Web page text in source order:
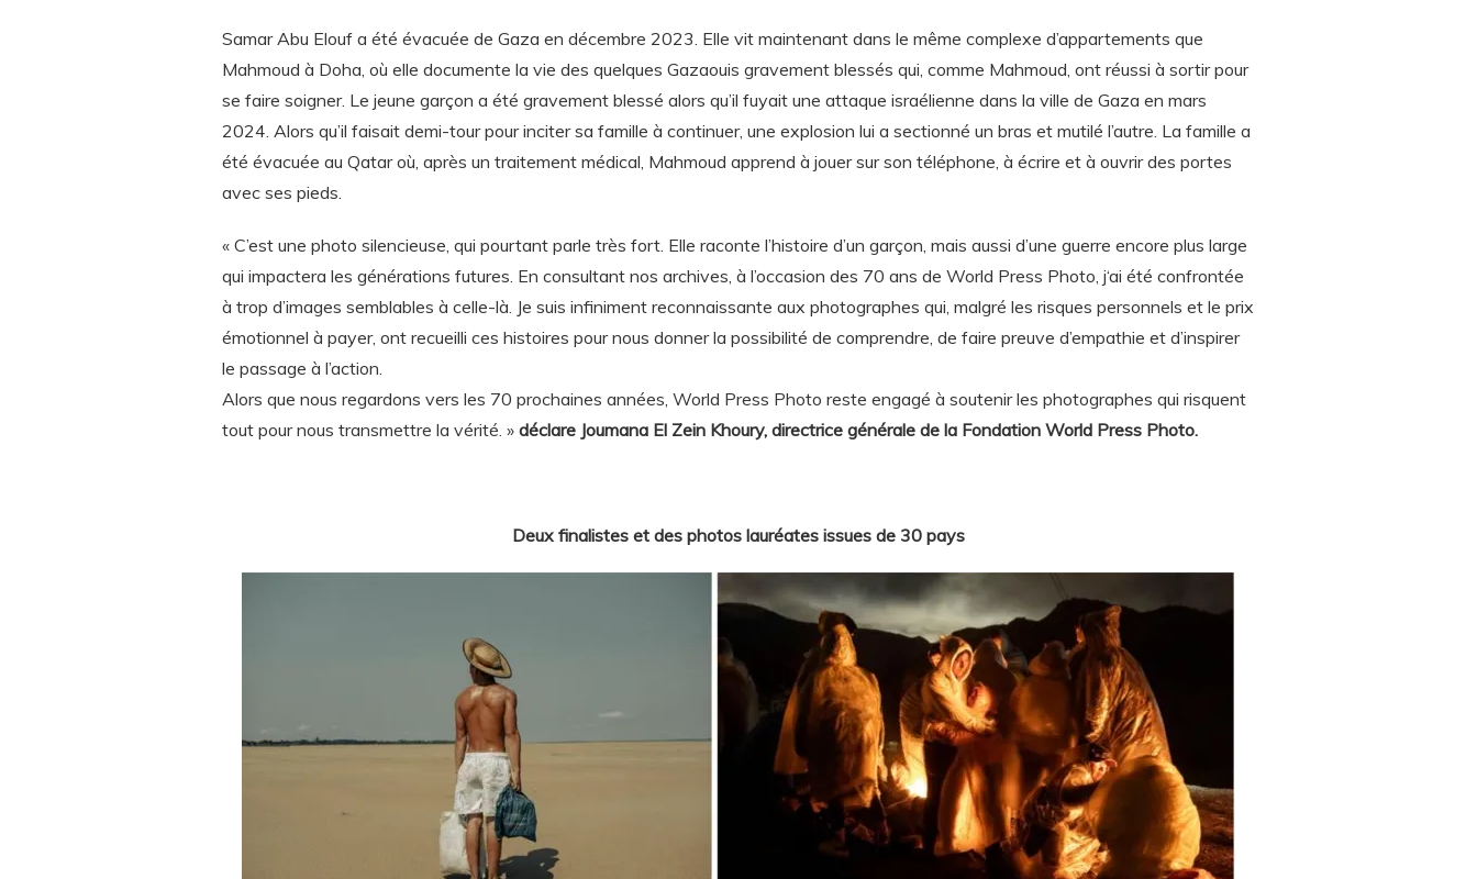
Samar Abu Elouf a été évacuée de Gaza en décembre 2023. Elle vit maintenant dans le même complexe d’appartements que
Mahmoud à Doha, où elle documente la vie des quelques Gazaouis gravement blessés qui, comme Mahmoud, ont réussi à sortir pour
se faire soigner. Le jeune garçon a été gravement blessé alors qu’il fuyait une attaque israélienne dans la ville de Gaza en mars
2024. Alors qu’il faisait demi-tour pour inciter sa famille à continuer, une explosion lui a sectionné un bras et mutilé l’autre. La famille a
été évacuée au Qatar où, après un traitement médical, Mahmoud apprend à jouer sur son téléphone, à écrire et à ouvrir des portes
avec ses pieds.
« C’est une photo silencieuse, qui pourtant parle très fort. Elle raconte l’histoire d’un garçon, mais aussi d’une guerre encore plus large
qui impactera les générations futures. En consultant nos archives, à l’occasion des 70 ans de World Press Photo, j‘ai été confrontée
à trop d’images semblables à celle-là. Je suis infiniment reconnaissante aux photographes qui, malgré les risques personnels et le prix
émotionnel à payer, ont recueilli ces histoires pour nous donner la possibilité de comprendre, de faire preuve d’empathie et d’inspirer
le passage à l’action.
Alors que nous regardons vers les 70 prochaines années, World Press Photo reste engagé à soutenir les photographes qui risquent
tout pour nous transmettre la vérité. » déclare Joumana El Zein Khoury, directrice générale de la Fondation World Press Photo.
Deux finalistes et des photos lauréates issues de 30 pays